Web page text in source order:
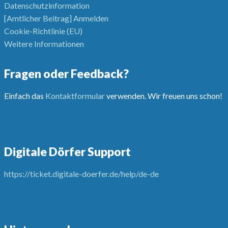
Datenschutzinformation
[Amtlicher Beitrag] Anmelden
Cookie-Richtlinie (EU)
Weitere Informationen
Fragen oder Feedback?
Einfach das Kontaktformularverwenden. Wir freuen uns schon!
Digitale Dörfer Support
https://ticket.digitale-doerfer.de/help/de-de